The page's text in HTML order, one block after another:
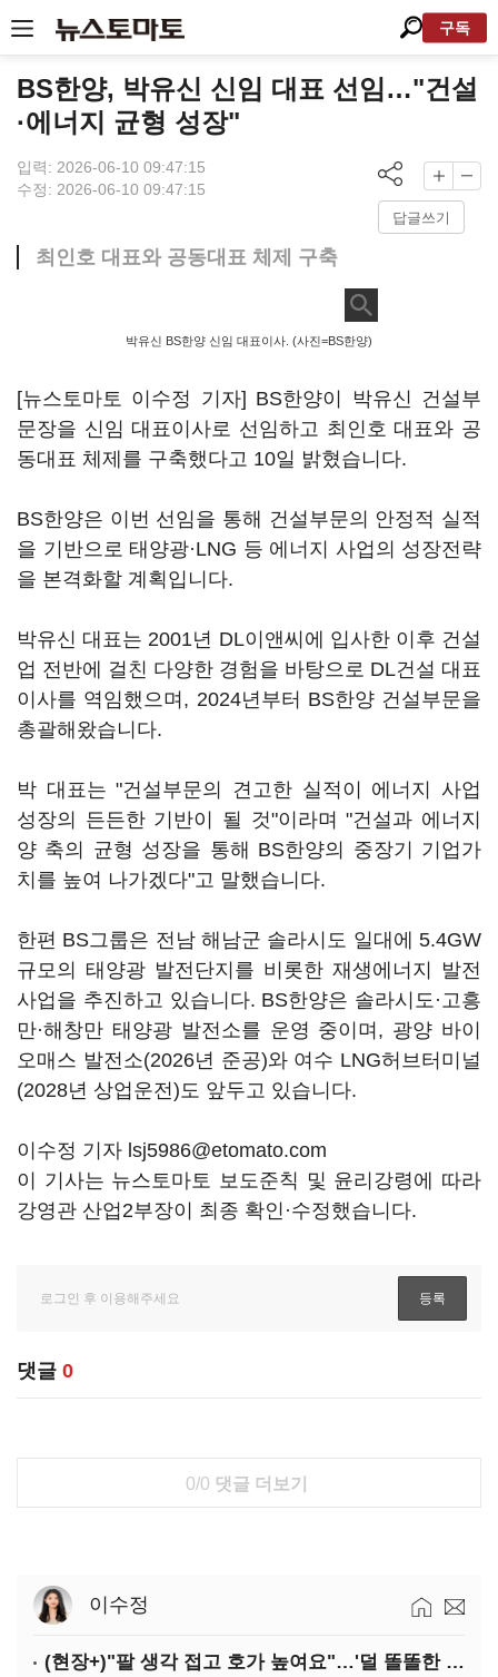
구독
BS한양, 박유신 신임 대표 선임…"건설
·에너지 균형 성장"
입력: 2026-06-10 09:47:15
수정: 2026-06-10 09:47:15
답글쓰기
최인호 대표와 공동대표 체제 구축
박유신 BS한양 신임 대표이사. (사진=BS한양)
[뉴스토마토 이수정 기자] BS한양이 박유신 건설부
문장을 신임 대표이사로 선임하고 최인호 대표와 공
동대표 체제를 구축했다고 10일 밝혔습니다.
BS한양은 이번 선임을 통해 건설부문의 안정적 실적
을 기반으로 태양광·LNG 등 에너지 사업의 성장전략
을 본격화할 계획입니다.
박유신 대표는 2001년 DL이앤씨에 입사한 이후 건설
업 전반에 걸친 다양한 경험을 바탕으로 DL건설 대표
이사를 역임했으며, 2024년부터 BS한양 건설부문을
총괄해왔습니다.
박 대표는 "건설부문의 견고한 실적이 에너지 사업
성장의 든든한 기반이 될 것"이라며 "건설과 에너지
양 축의 균형 성장을 통해 BS한양의 중장기 기업가
치를 높여 나가겠다"고 말했습니다.
한편 BS그룹은 전남 해남군 솔라시도 일대에 5.4GW
규모의 태양광 발전단지를 비롯한 재생에너지 발전
사업을 추진하고 있습니다. BS한양은 솔라시도·고흥
만·해창만 태양광 발전소를 운영 중이며, 광양 바이
오매스 발전소(2026년 준공)와 여수 LNG허브터미널
(2028년 상업운전)도 앞두고 있습니다.
이수정 기자 lsj5986@etomato.com
이 기사는 뉴스토마토 보도준칙 및 윤리강령에 따라
강영관 산업2부장이 최종 확인·수정했습니다.
댓글 0
0/0 댓글 더보기
이수정
(현장+)"팔 생각 접고 호가 높여요"…'덜 똘똘한 한 채' 20억 키맞추기